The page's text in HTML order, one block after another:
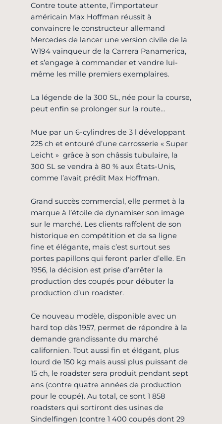
Contre toute attente, l’importateur
américain Max Hoffman réussit à
convaincre le constructeur allemand
Mercedes de lancer une version civile de la
W194 vainqueur de la Carrera Panamerica,
et s’engage à commander et vendre lui-
même les mille premiers exemplaires.
La légende de la 300 SL, née pour la course,
peut enfin se prolonger sur la route…
Mue par un 6-cylindres de 3 l développant
225 ch et entouré d’une carrosserie « Super
Leicht » grâce à son châssis tubulaire, la
300 SL se vendra à 80 % aux États-Unis,
comme l’avait prédit Max Hoffman.
Grand succès commercial, elle permet à la
marque à l’étoile de dynamiser son image
sur le marché. Les clients raffolent de son
historique en compétition et de sa ligne
fine et élégante, mais c’est surtout ses
portes papillons qui feront parler d’elle. En
1956, la décision est prise d’arrêter la
production des coupés pour débuter la
production d’un roadster.
Ce nouveau modèle, disponible avec un
hard top dès 1957, permet de répondre à la
demande grandissante du marché
californien. Tout aussi fin et élégant, plus
lourd de 150 kg mais aussi plus puissant de
15 ch, le roadster sera produit pendant sept
ans (contre quatre années de production
pour le coupé). Au total, ce sont 1 858
roadsters qui sortiront des usines de
Sindelfingen (contre 1 400 coupés dont 29